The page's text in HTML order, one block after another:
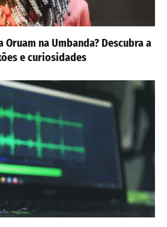
Oruam na Umbanda? Descubra a
e curiosidades